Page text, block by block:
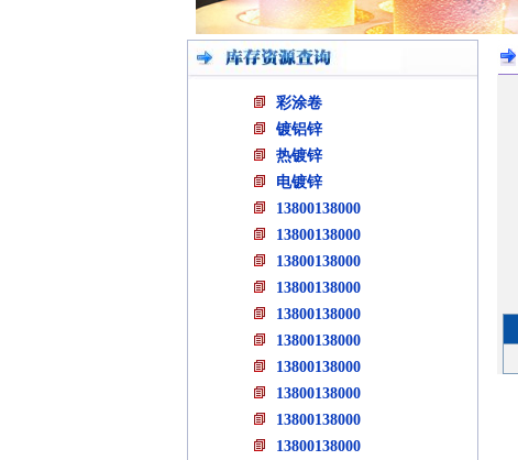
彩涂卷
镀铝锌
热镀锌
电镀锌
13800138000
13800138000
13800138000
13800138000
13800138000
13800138000
13800138000
13800138000
13800138000
13800138000